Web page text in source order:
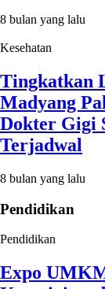
8 bulan yang lalu
Kesehatan
Tingkatkan
Madyang
Dokter Gigi
Terjadwal
8 bulan yang lalu
Pendidikan
Pendidikan
Expo